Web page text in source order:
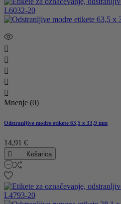





Mnenje (0)
Odstranljive modre etikete 63,5 x 33,9 mm
14,91 €
 Košarica